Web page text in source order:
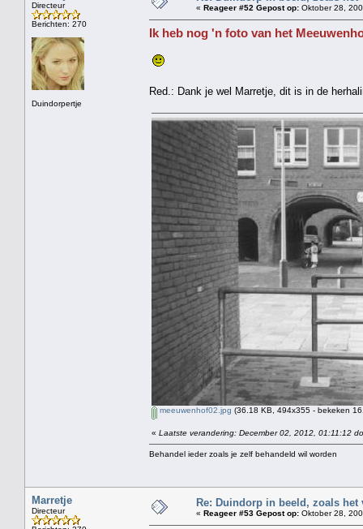
Directeur
Berichten: 270
Duindorpertje
« Reageer #52 Gepost op: Oktober 28,
Ik heb nog 'n foto van het
Red.: Dank je wel Marretje, dit is in de
meeuwenhof02.jpg (36.18 KB, 494x355 - bekeken
« Laatste verandering: December 02, 2012, 01:11:12
Behandel ieder zoals je zelf behandeld wil worden
Marretje
Directeur
Re: Duindorp in beeld, zoals het
« Reageer #53 Gepost op: Oktober 28,